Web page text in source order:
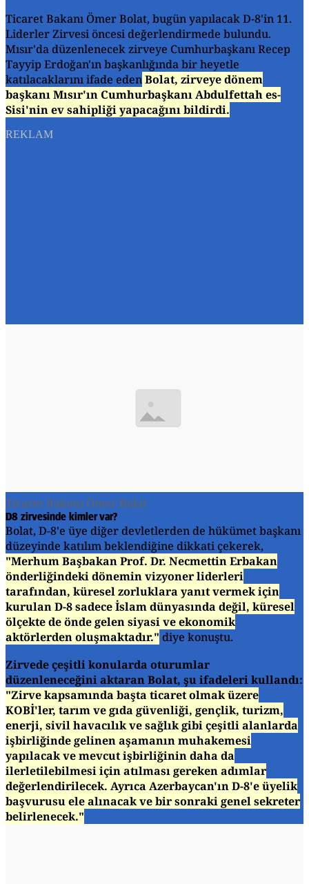
Ticaret Bakanı Ömer Bolat, bugün yapılacak D-8'in 11.
Liderler Zirvesi öncesi değerlendirmede bulundu.
Mısır'da düzenlenecek zirveye Cumhurbaşkanı Recep
Tayyip Erdoğan'ın başkanlığında bir heyetle
katılacaklarını ifade edenBolat, zirveye dönem
başkanı Mısır'ın Cumhurbaşkanı Abdulfettah es-
Sisi'nin ev sahipliği yapacağını bildirdi.
REKLAM
Ticaret Bakanı Ömer Bolat
D8 zirvesinde kimler var?
Bolat, D-8'e üye diğer devletlerden de hükümet başkanı
düzeyinde katılım beklendiğine dikkati çekerek,
"Merhum Başbakan Prof. Dr. Necmettin Erbakan
önderliğindeki dönemin vizyoner liderleri
tarafından, küresel zorluklara yanıt vermek için
kurulan D-8 sadece İslam dünyasında değil, küresel
ölçekte de önde gelen siyasi ve ekonomik
aktörlerden oluşmaktadır." diye konuştu.
Zirvede çeşitli konularda oturumlar
düzenleneceğini aktaran Bolat, şu ifadeleri kullandı:
"Zirve kapsamında başta ticaret olmak üzere
KOBİ'ler, tarım ve gıda güvenliği, gençlik, turizm,
enerji, sivil havacılık ve sağlık gibi çeşitli alanlarda
işbirliğinde gelinen aşamanın muhakemesi
yapılacak ve mevcut işbirliğinin daha da
ilerletilebilmesi için atılması gereken adımlar
değerlendirilecek. Ayrıca Azerbaycan'ın D-8'e üyelik
başvurusu ele alınacak ve bir sonraki genel sekreter
belirlenecek."